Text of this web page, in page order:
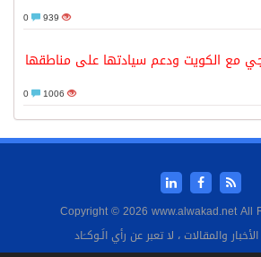
939
مع الكويت ودعم سيادتها على مناطقها
1006
Copyright © 2026 www.alwakad.net All
والمقالات ، لا تعبر عن رأي الَـوكــَاد